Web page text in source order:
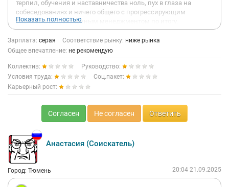
терпил, обучения и наставничества ноль, пух в глаза на
собеседованиях и ничего общего с прогрессирующим
бизнесом и прокаченным менеджментом по итогу.
Чуть не довелось пойти в эту компанию вновь в 2025г., но,
слава Господи, пронесло (при том что собеседования прошли
на ура и так сильно меня жаждали принять в компанию,
наобещав карьерных перспектив, предложив зп выше чем
указано в их вакансии(но все равно ниже рынка), что аж
заинтриговали немножко аххахахаха), но хватило двух часов в
офисе, чтобы сделать выводы, что стало только хуже, поэтому
были продолжены поиски и выбран достойный работодатель,
которым СД не станет еще тысячелетия.
Коллеги заколебались бегать курить и шутить как тупые
первоклашки, руководитель в своих же показаниях путается,
забывая на ходу, о чем договорились час назад. На простые
вопросы не может ответить, что очень странно и отражает
незнания своих же процессов.
За 10 лет изменилось ровно ни *у я.
Нет корпоративной мобильной связи, нет соц.пакета,
страхования, годовых премий, гарантированных индексаций
Показать полностью
Зарплата: серая Соответствие рынку: ниже рынка
Общее впечатление: не рекомендую
Коллектив:
Руководство:
Условия труда:
Соц.пакет:
Карьерный рост:
Согласен Не согласен Ответить
Анастасия (Соискатель)
Город: Тюмень 20:04 21.09.2025